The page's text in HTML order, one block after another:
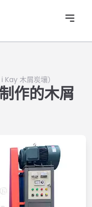
木屑炭壤）
作的木屑